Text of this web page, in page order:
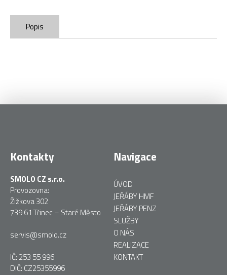
Popis
Kontakty
SMOLO CZ s.r.o.
Provozovna:
Žižkova 302
739 61 Třinec – Staré Město
servis@smolo.cz
IČ: 253 55 996
DIČ: CZ25355996
Navigace
ÚVOD
JEŘÁBY HMF
JEŘÁBY PENZ
SLUŽBY
O NÁS
REALIZACE
KONTAKT